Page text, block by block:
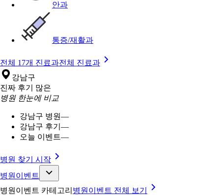
안과
통증/재활과
전체 17개 진료과전체 진료과
강남구
진짜 후기 많은
병원 한눈에 비교
강남구 병원—
강남구 후기 —
오늘 이벤트—
병원 찾기 시작
병원이벤트
병원이벤트 카테고리 병원이벤트 전체 보기